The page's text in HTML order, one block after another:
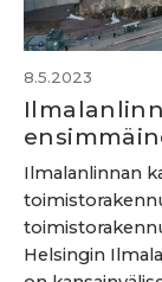
8.5.2023
Ilmalanlinnan
Helsingin